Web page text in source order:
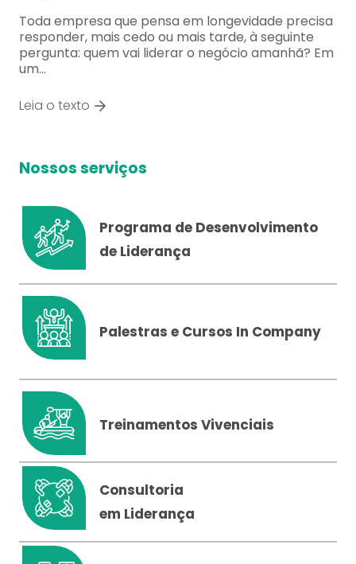
Toda empresa que pensa em longevidade precisa
responder, mais cedo ou mais tarde, à seguinte
pergunta: quem vai liderar o negócio amanhã? Em
um…
Leia o texto
Nossos serviços
Programa de Desenvolvimento
de Liderança
Palestras e Cursos In Company
Treinamentos Vivenciais
Consultoria
em Liderança